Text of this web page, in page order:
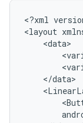
<?xml
<layout